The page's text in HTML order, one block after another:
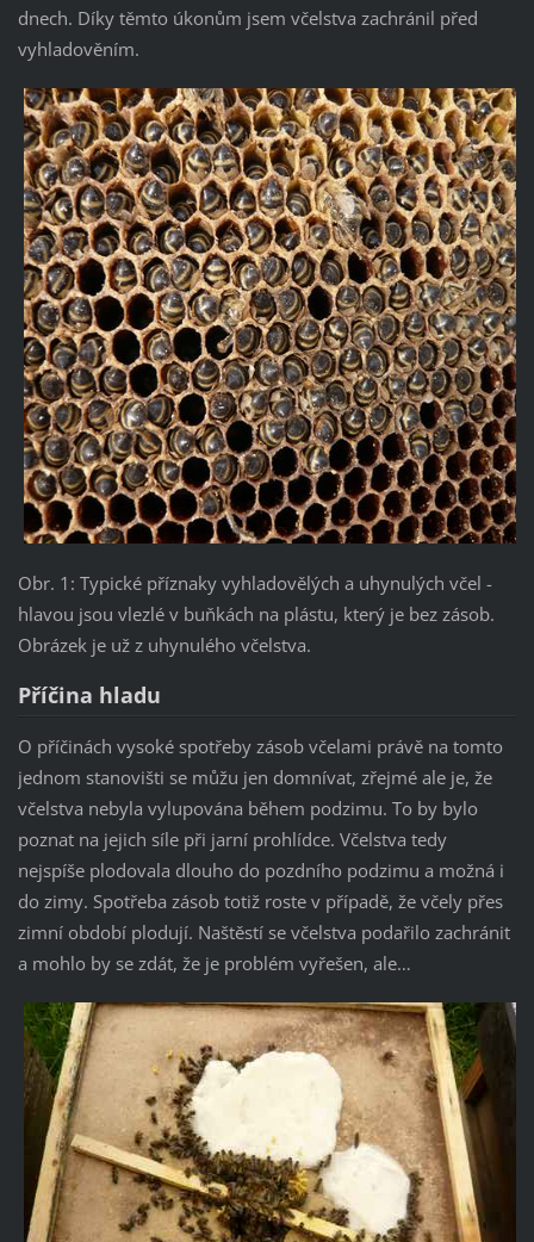
dnech. Díky těmto úkonům jsem včelstva zachránil před
vyhladověním.
Obr. 1: Typické příznaky vyhladovělých a uhynulých včel -
hlavou jsou vlezlé v buňkách na plástu, který je bez zásob.
Obrázek je už z uhynulého včelstva.
Příčina hladu
O příčinách vysoké spotřeby zásob včelami právě na tomto
jednom stanovišti se můžu jen domnívat, zřejmé ale je, že
včelstva nebyla vylupována během podzimu. To by bylo
poznat na jejich síle při jarní prohlídce. Včelstva tedy
nejspíše plodovala dlouho do pozdního podzimu a možná i
do zimy. Spotřeba zásob totiž roste v případě, že včely přes
zimní období plodují. Naštěstí se včelstva podařilo zachránit
a mohlo by se zdát, že je problém vyřešen, ale…